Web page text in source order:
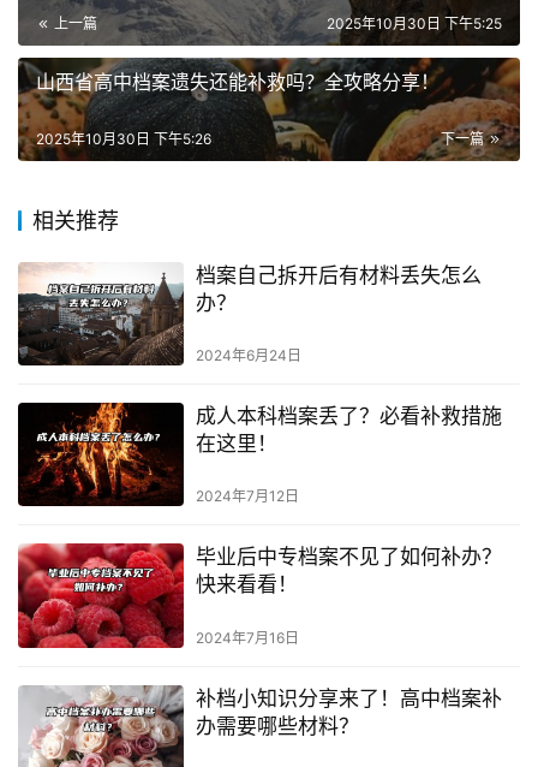
上一篇 2025年10月30日 下午5:25
山西省高中档案遗失还能补救吗？全攻略分享！
下一篇
2025年10月30日 下午5:26
相关推荐
档案自己拆开后有材料丢失怎么
办？
2024年6月24日
成人本科档案丢了？必看补救措施
在这里！
2024年7月12日
毕业后中专档案不见了如何补办？
快来看看！
2024年7月16日
补档小知识分享来了！高中档案补
办需要哪些材料？